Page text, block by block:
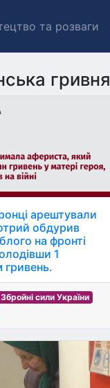
та розваги
гривня
арештували
обдурив
на фронті
1
гривень.
Збройні сили України